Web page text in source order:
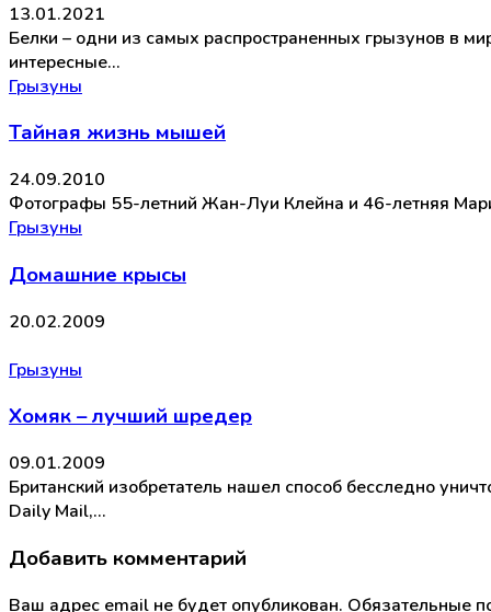
13.01.2021
Белки – одни из самых распространенных грызунов в
интересные…
Грызуны
Тайная жизнь мышей
24.09.2010
Фотографы 55-летний Жан-Луи Клейна и 46-летняя
Грызуны
Домашние крысы
20.02.2009
Грызуны
Хомяк – лучший шредер
09.01.2009
Британский изобретатель нашел способ бесследно
Daily Mail,…
Добавить комментарий
Ваш адрес email не будет опубликован. Обязательные